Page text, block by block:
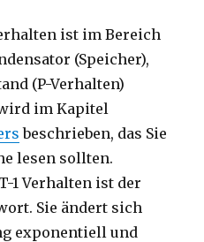
ist im Bereich
(Speicher),
(P-Verhalten)
im Kapitel
beschrieben, das Sie
lesen sollten.
1 Verhalten ist der
Sie ändert sich
exponentiell und